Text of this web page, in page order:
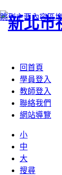
跳到主要內容區
回首頁
學員登入
教師登入
聯絡我們
網站導覽
小
中
大
搜尋